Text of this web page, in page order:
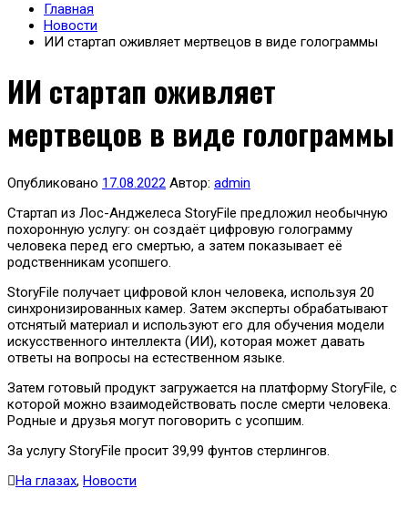
Главная
Новости
ИИ стартап оживляет мертвецов в виде голограммы
ИИ стартап оживляет
мертвецов в виде голограммы
Опубликовано 17.08.2022 Автор: admin
Стартап из Лос-Анджелеса StoryFile предложил необычную
похоронную услугу: он создаёт цифровую голограмму
человека перед его смертью, а затем показывает её
родственникам усопшего.
StoryFile получает цифровой клон человека, используя 20
синхронизированных камер. Затем эксперты обрабатывают
отснятый материал и используют его для обучения модели
искусственного интеллекта (ИИ), которая может давать
ответы на вопросы на естественном языке.
Затем готовый продукт загружается на платформу StoryFile, с
которой можно взаимодействовать после смерти человека.
Родные и друзья могут поговорить с усопшим.
За услугу StoryFile просит 39,99 фунтов стерлингов.
На глазах, Новости